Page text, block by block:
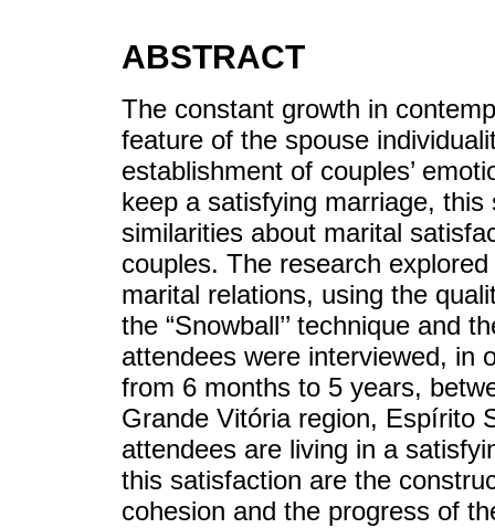
ABSTRACT
The constant growth in
feature of the spouse
establishment of couples’
keep a satisfying marriage,
similarities about marital
couples. The research
marital relations, using the
the “Snowball’’ technique and
attendees were interviewed, in
from 6 months to 5 years,
Grande Vitória region, Espírito
attendees are living in a
this satisfaction are the
cohesion and the progress of